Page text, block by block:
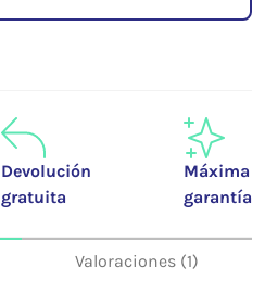
Devolución
gratuita
Máxima
garantía
Valoraciones (1)